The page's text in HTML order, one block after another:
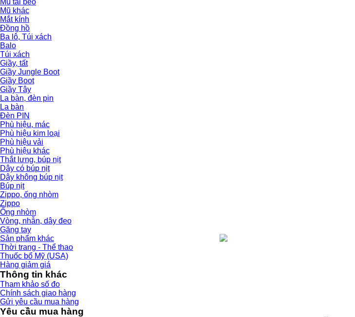
Mũ tai bèo
Mũ khác
Mắt kính
Đồng hồ
Ba lô, Túi xách
Balo
Túi xách
Giầy, tất
Giầy Jungle Boot
Giầy Boot
Giầy Tây
La bàn, đèn pin
La bàn
Đèn PIN
Phù hiệu, mác
Phù hiệu kim loại
Phù hiệu vải
Phù hiệu khác
Thắt lưng, búp nịt
Dây có búp nịt
Dây không búp nịt
Búp nịt
Zippo, ống nhòm
Zippo
Ống nhòm
Vòng, nhẫn, dây đeo
Găng tay
Sản phẩm khác
Thời trang - Thể thao
Thuốc bổ Mỹ (USA)
Hàng giảm giá
Thông tin khác
Tham khảo số đo
Chính sách giao hàng
Gửi yêu cầu mua hàng
Yêu cầu mua hàng